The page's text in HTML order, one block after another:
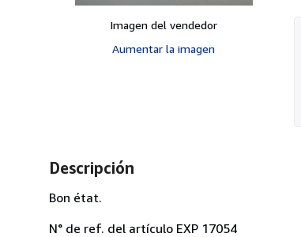
Imagen del vendedor
Aumentar la imagen
Descripción
Bon état.
N° de ref. del artículo EXP 17054